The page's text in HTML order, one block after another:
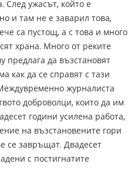
След ужасът, който е
и там не е заварил това,
са пустощ, а с това и много
храна. Много от реките
предлага да възстановят
как да се справят с тази
журналиста
доброволци, които да им
години усилена работа,
на възстановените гори
се завръщат. Двадесет
с постигнатите